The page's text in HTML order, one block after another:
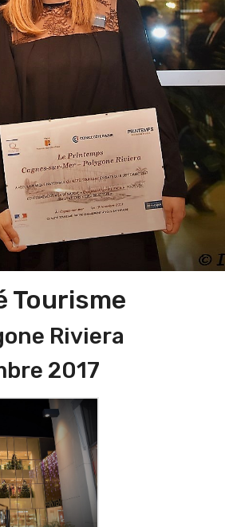
Tourisme
Riviera
2017